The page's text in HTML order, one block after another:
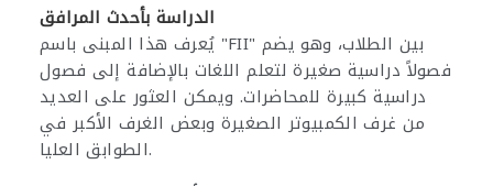
الدراسة بأحدث المرافق
يُعرف هذا المبنى باسم "FII" بين الطلاب، وهو يضم
فصولاً دراسية صغيرة لتعلم اللغات بالإضافة إلى فصول
دراسية كبيرة للمحاضرات. ويمكن العثور على العديد
من غرف الكمبيوتر الصغيرة وبعض الغرف الأكبر في
الطوابق العليا.